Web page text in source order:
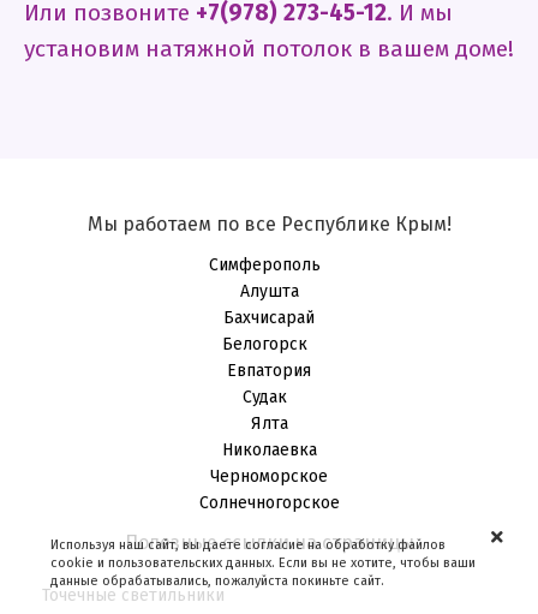
Или позвоните +7(978) 273-45-12. И мы
установим натяжной потолок в вашем доме!
Мы работаем по все Республике Крым!
Симферополь
Алушта
Бахчисарай
Белогорск
Евпатория
Судак
Ялта
Николаевка
Черноморское
Солнечногорское
Полезные ссылки на страницы
Точечные светильники
Используя наш сайт, вы даете согласие на обработку файлов
cookie и пользовательских данных. Если вы не хотите, чтобы ваши
данные обрабатывались, пожалуйста покиньте сайт.